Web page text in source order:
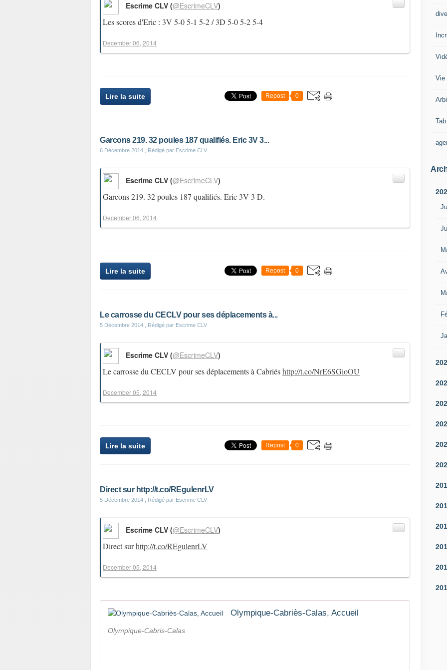
Les scores d'Eric : 3V 5-0 5-1 5-2 / 3D 5-0 5-2 5-4
Escrime CLV (@EscrimeCLV)
December 06, 2014
Lire la suite Repost 0
Garcons 219. 32 poules 187 qualifiés. Eric 3V 3...
6 Décembre 2014 , Rédigé par Escrime CLV
Garcons 219. 32 poules 187 qualifiés. Eric 3V 3 D.
Escrime CLV (@EscrimeCLV)
December 06, 2014
Lire la suite Repost 0
Le carrosse du CECLV pour ses déplacements à...
5 Décembre 2014 , Rédigé par Escrime CLV
Le carrosse du CECLV pour ses déplacements à Cabriéshttp://t.co/NrE6SGioOU
Escrime CLV (@EscrimeCLV)
December 05, 2014
Lire la suite Repost 0
Direct sur http://t.co/REgulenrLV
5 Décembre 2014 , Rédigé par Escrime CLV
Direct surhttp://t.co/REgulenrLV
Escrime CLV (@EscrimeCLV)
December 05, 2014
Olympique-Cabriès-Calas, Accueil
Olympique-Cabris-Calas
Vie
Tab